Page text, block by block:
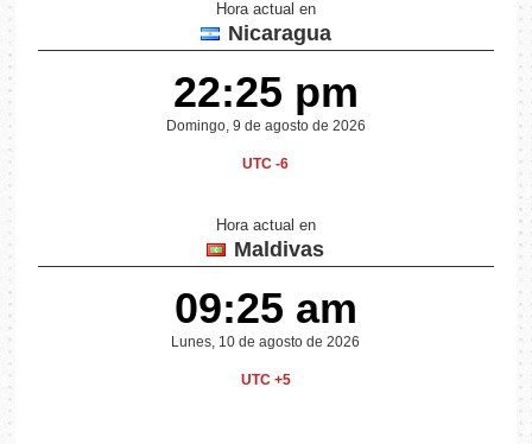
Hora actual en
Nicaragua
22:25 pm
Domingo, 9 de agosto de 2026
UTC -6
Hora actual en
Maldivas
09:25 am
Lunes, 10 de agosto de 2026
UTC +5